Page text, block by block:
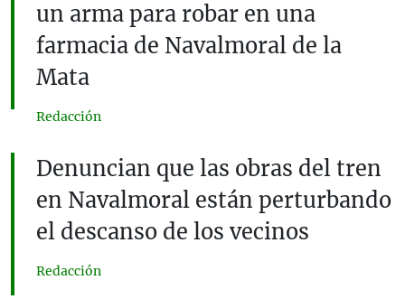
un arma para robar en una
farmacia de Navalmoral de la
Mata
Redacción
Denuncian que las obras del tren
en Navalmoral están perturbando
el descanso de los vecinos
Redacción